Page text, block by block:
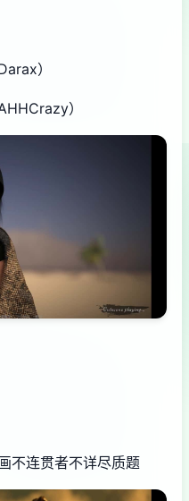
）
）
不连贯者不详尽质题